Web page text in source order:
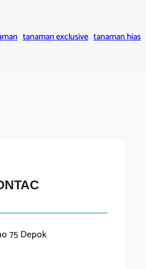
tanaman exclusive tanaman hias
75 Depok